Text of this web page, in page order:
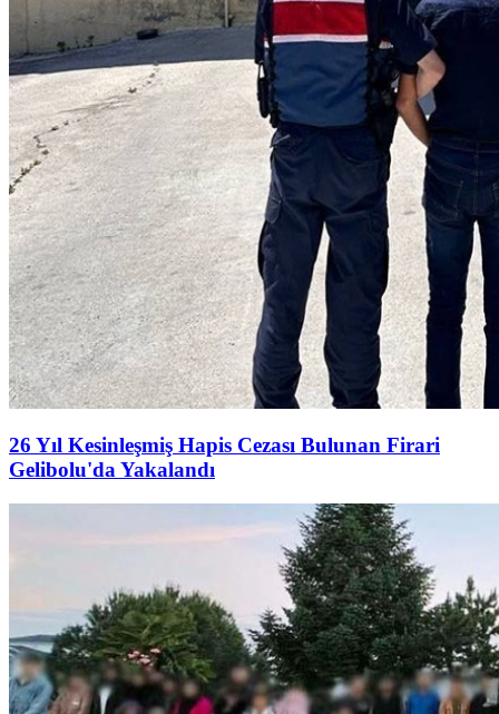
26 Yıl Kesinleşmiş Hapis Cezası Bulunan Firari
Gelibolu'da Yakalandı